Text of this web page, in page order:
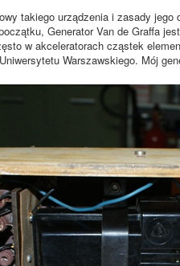
takiego urządzenia i zasady
Generator Van de Graffa
w akceleratorach cząstek
Warszawskiego. Mój